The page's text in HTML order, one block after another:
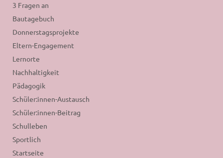
3 Fragen an
Bautagebuch
Donnerstagsprojekte
Eltern-Engagement
Lernorte
Nachhaltigkeit
Pädagogik
Schüler:innen-Austausch
Schüler:innen-Beitrag
Schulleben
Sportlich
Startseite